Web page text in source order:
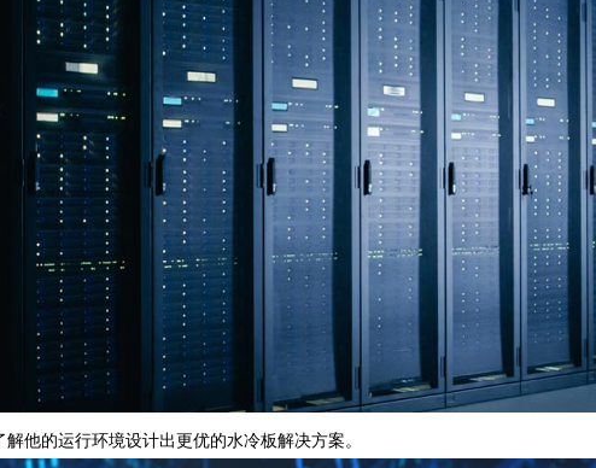
他的运行环境设计出更优的水冷板解决方案。